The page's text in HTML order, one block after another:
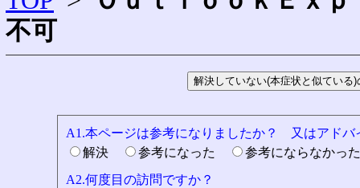
不可
A1.本ページは参考になりましたか？ 又はアドバ
解決
参考になった
参考にならなか
A2.何度目の訪問ですか？